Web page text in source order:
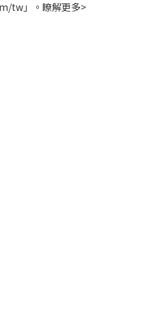
tw」。 瞭解更多>